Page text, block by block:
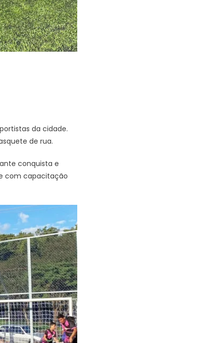
da cidade.
de rua.
conquista e
com capacitação